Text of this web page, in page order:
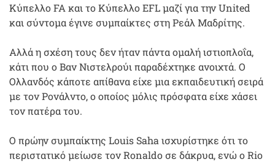
Κύπελλο FA και το Κύπελλο EFL μαζί για την United
και σύντομα έγινε συμπαίκτες στη Ρεάλ Μαδρίτης.
Αλλά η σχέση τους δεν ήταν πάντα ομαλή ιστιοπλοΐα,
κάτι που ο Βαν Νιστελρούι παραδέχτηκε ανοιχτά. Ο
Ολλανδός κάποτε απίθανα είχε μια εκπαιδευτική σειρά
με τον Ρονάλντο, ο οποίος μόλις πρόσφατα είχε χάσει
τον πατέρα του.
Ο πρώην συμπαίκτης Louis Saha ισχυρίστηκε ότι το
περιστατικό μείωσε τον Ronaldo σε δάκρυα, ενώ ο Rio